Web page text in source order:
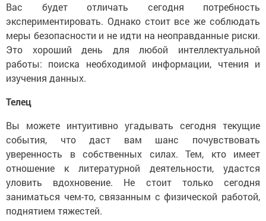
Вас будет отличать сегодня потребность
экспериментировать. Однако стоит все же соблюдать
меры безопасности и не идти на неоправданные риски.
Это хороший день для любой интеллектуальной
работы: поиска необходимой информации, чтения и
изучения данных.
Телец
Вы можете интуитивно угадывать сегодня текущие
события, что даст вам шанс почувствовать
уверенность в собственных силах. Тем, кто имеет
отношение к литературной деятельности, удастся
уловить вдохновение. Не стоит только сегодня
заниматься чем-то, связанным с физической работой,
поднятием тяжестей.